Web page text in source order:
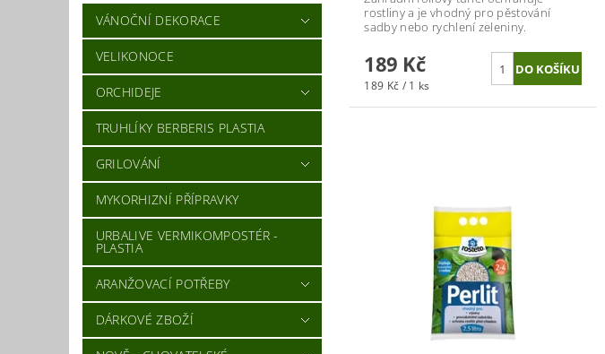
VÁNOČNÍ DEKORACE
VELIKONOCE
ORCHIDEJE
TRUHLÍKY BERBERIS PLASTIA
GRILOVÁNÍ
MYKORHIZNÍ PŘÍPRAVKY
URBALIVE VERMIKOMPOSTÉR -
PLASTIA
ARANŽOVACÍ POTŘEBY
DÁRKOVÉ ZBOŽÍ
rostliny a je vhodný pro pěstování
sadby nebo rychlení zeleniny.
189 Kč
189 Kč / 1 ks